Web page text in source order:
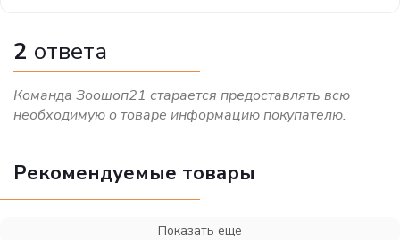
2 ответа
Команда Зоошоп21 старается предоставлять всю
необходимую о товаре информацию покупателю.
Рекомендуемые товары
Показать еще